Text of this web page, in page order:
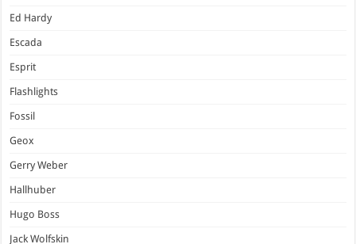
Ed Hardy
Escada
Esprit
Flashlights
Fossil
Geox
Gerry Weber
Hallhuber
Hugo Boss
Jack Wolfskin